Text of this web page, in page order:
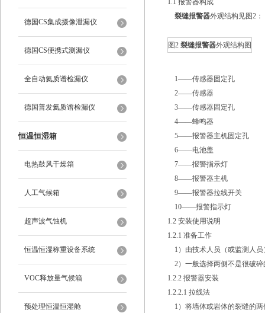
德国CS集成摄像泄漏仪
德国CS便携式测漏仪
全自动氦质谱检漏仪
德国普发氦质谱检漏仪
恒温恒湿箱
电热鼓风干燥箱
人工气候箱
超声波气蚀机
恒温恒湿称重设备系统
VOC释放量气候箱
预处理恒温恒湿舱
1.1 报警器构成
裂缝报警器外观结构见图2：
图2 裂缝报警器外观结构图
1――传感器固定孔
2――传感器
3――传感器固定孔
4――蜂鸣器
5――报警器主机固定孔
6――电池盖
7――报警指示灯
8――报警器主机
9――报警器拉线开关
10――报警指示灯
1.2 安装使用说明
1.2.1 准备工作
1）由技术人员（或监测人员
2）一般选择两侧不是很破碎
1.2.2 报警器安装
1.2.2.1 拉线法
1）将墙体或岩体的裂缝的两